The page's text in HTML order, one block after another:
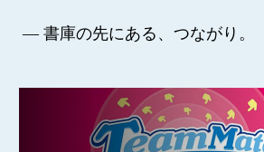
— 書庫の先にある、つながり。